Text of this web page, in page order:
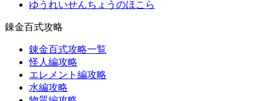
ゆうれいせんちょうのほこら
錬金百式攻略
錬金百式攻略一覧
怪人編攻略
エレメント編攻略
水編攻略